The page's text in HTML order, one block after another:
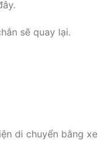
sẽ quay lại.
di chuyển bằng xe